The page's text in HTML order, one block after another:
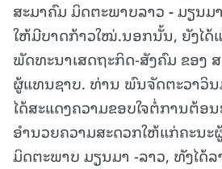
ສະມາຄົມ ມິດຕະພາບລາວ -ມຽນມ
ໃຫ້ມີບາດກ້າວໃໝ່.ນອກນັ້ນ, ຍັງໄດ້
ພັດທະນາເສດຖະກິດ-ສັງຄົມ ຂອງ
ຜູ້ແທນຊາບ. ທ່ານ ພົນຈັດຕະວາວິນ
ໄດ້ສະແດງຄວາມຂອບໃຈຕໍ່ການຕ້ອ
ອໍານວຍຄວາມສະດວກໃຫ້ແກ່ຄະນ
ມິດຕະພາບ ມຽນມາ -ລາວ, ທັງໄດ້